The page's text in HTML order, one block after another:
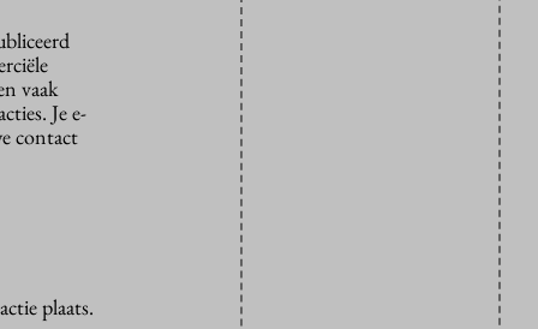
vaak
Je e-
contact
plaats.